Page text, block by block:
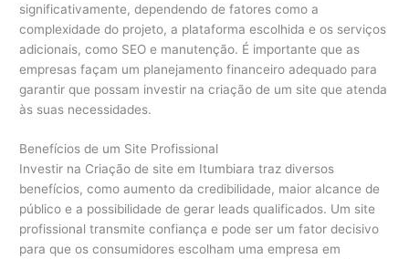
significativamente, dependendo de fatores como a
complexidade do projeto, a plataforma escolhida e os serviços
adicionais, como SEO e manutenção. É importante que as
empresas façam um planejamento financeiro adequado para
garantir que possam investir na criação de um site que atenda
às suas necessidades.
Benefícios de um Site Profissional
Investir na Criação de site em Itumbiara traz diversos
benefícios, como aumento da credibilidade, maior alcance de
público e a possibilidade de gerar leads qualificados. Um site
profissional transmite confiança e pode ser um fator decisivo
para que os consumidores escolham uma empresa em